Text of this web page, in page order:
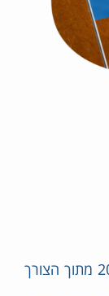
מפלגת עוצמה יהודית הוקמה בשנת 2004 מתוך הצורך